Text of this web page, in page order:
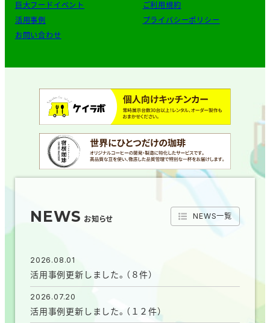
NEWS お知らせ NEWS一覧
2026.08.01
活用事例更新しました。（８件）
2026.07.20
活用事例更新しました。（１２件）
巨大フードイベント
活用事例
お問い合わせ
ご利用規約
プライバシーポリシー